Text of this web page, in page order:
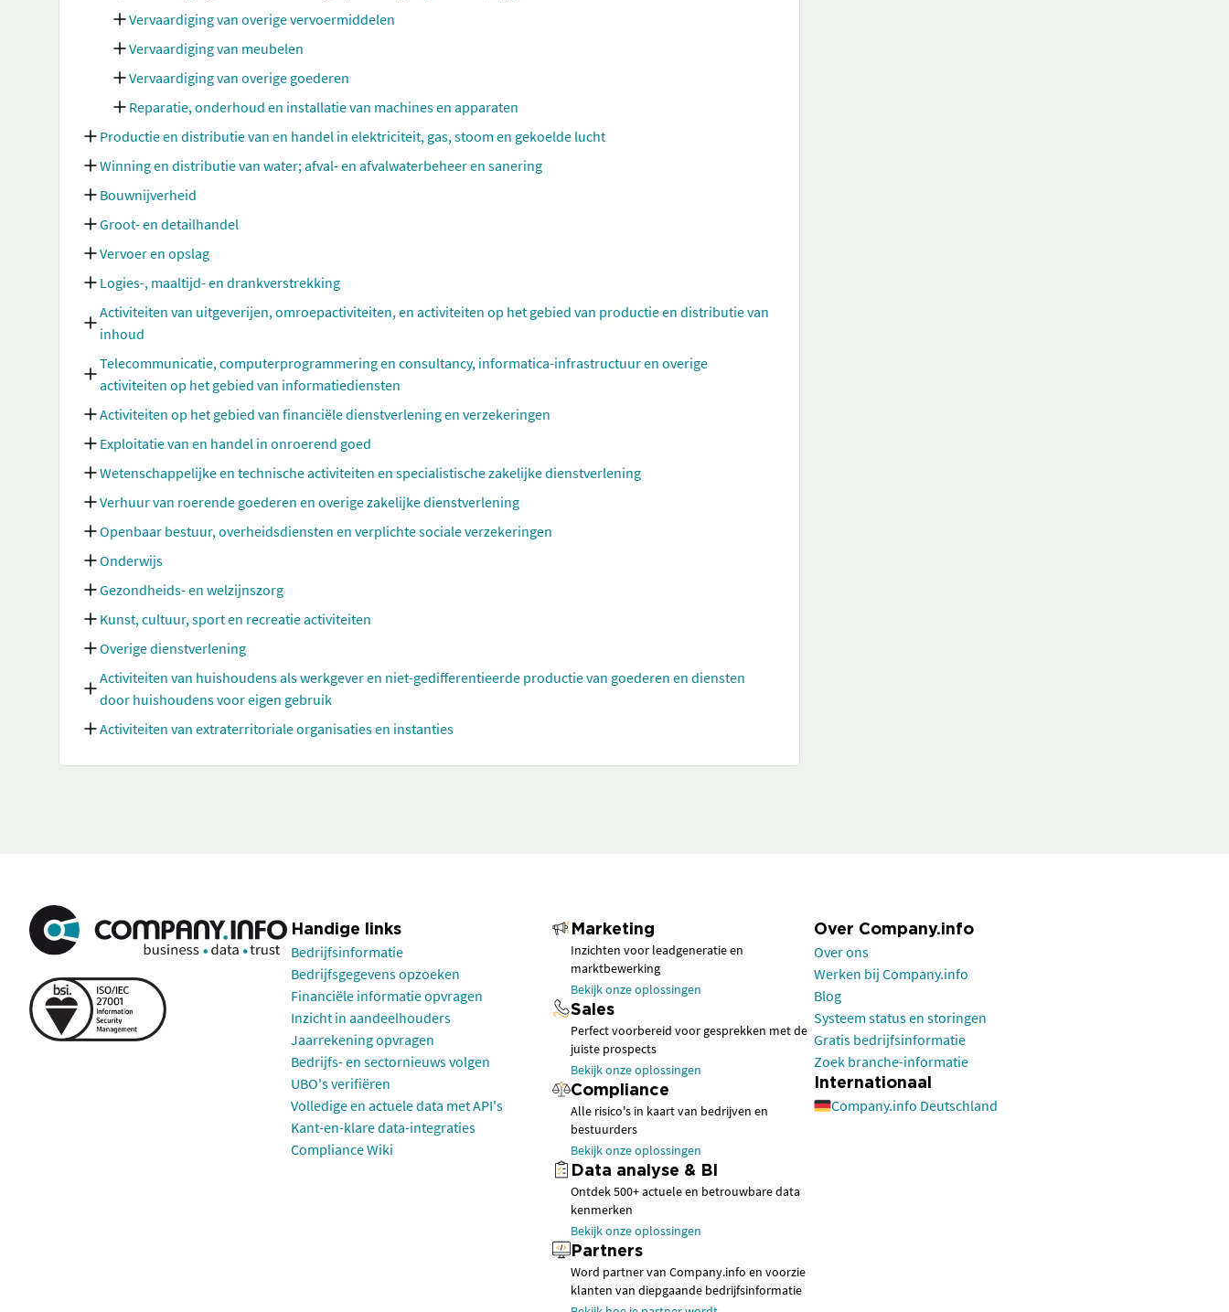
Vervaardiging van overige vervoermiddelen
Vervaardiging van meubelen
Vervaardiging van overige goederen
Reparatie, onderhoud en installatie van machines en apparaten
Productie en distributie van en handel in elektriciteit, gas, stoom en gekoelde lucht
Winning en distributie van water; afval- en afvalwaterbeheer en sanering
Bouwnijverheid
Groot- en detailhandel
Vervoer en opslag
Logies-, maaltijd- en drankverstrekking
Activiteiten van uitgeverijen, omroepactiviteiten, en activiteiten op het gebied van productie en distributie van
inhoud
Telecommunicatie, computerprogrammering en consultancy, informatica-infrastructuur en overige
activiteiten op het gebied van informatiediensten
Activiteiten op het gebied van financiële dienstverlening en verzekeringen
Exploitatie van en handel in onroerend goed
Wetenschappelijke en technische activiteiten en specialistische zakelijke dienstverlening
Verhuur van roerende goederen en overige zakelijke dienstverlening
Openbaar bestuur, overheidsdiensten en verplichte sociale verzekeringen
Onderwijs
Gezondheids- en welzijnszorg
Kunst, cultuur, sport en recreatie activiteiten
Overige dienstverlening
Activiteiten van huishoudens als werkgever en niet-gedifferentieerde productie van goederen en diensten
door huishoudens voor eigen gebruik
Activiteiten van extraterritoriale organisaties en instanties
Handige links
Bedrijfsinformatie
Bedrijfsgegevens opzoeken
Financiële informatie opvragen
Inzicht in aandeelhouders
Jaarrekening opvragen
Bedrijfs- en sectornieuws volgen
UBO's verifiëren
Volledige en actuele data met API's
Kant-en-klare data-integraties
Compliance Wiki
Marketing
Inzichten voor leadgeneratie en
marktbewerking
Bekijk onze oplossingen
Sales
Perfect voorbereid voor gesprekken met de
juiste prospects
Bekijk onze oplossingen
Compliance
Alle risico's in kaart van bedrijven en
bestuurders
Bekijk onze oplossingen
Data analyse & BI
Ontdek 500+ actuele en betrouwbare data
kenmerken
Bekijk onze oplossingen
Partners
Word partner van Company.info en voorzie
klanten van diepgaande bedrijfsinformatie
Over Company.info
Over ons
Werken bij Company.info
Blog
Systeem status en storingen
Gratis bedrijfsinformatie
Zoek branche-informatie
Internationaal
Company.info Deutschland